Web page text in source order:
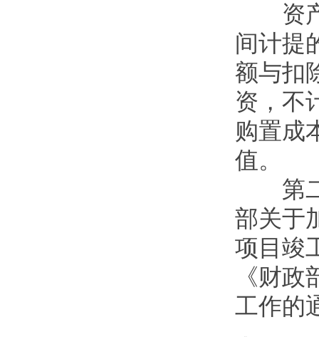
资产
间计提
额与扣
资，不
购置成
值。
第二
部关于
项目竣
《财
工作的